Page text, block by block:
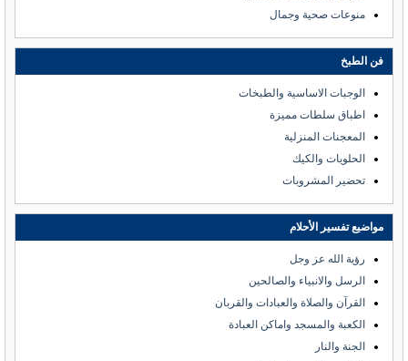
منوعات صحية وجمال
فن الطبخ
الوجبات الاساسية والطبخات
اطباق سلطات مميزة
المعجنات المنزلية
الحلويات والكيك
تحضير المشروبات
مواضيع تفسير الأحلام
رؤية الله عز وجل
الرسل والانبياء والصالحين
القرآن والصلاة والعبادات والقربان
الكعبة والمسجد واماكن العبادة
الجنة والنار